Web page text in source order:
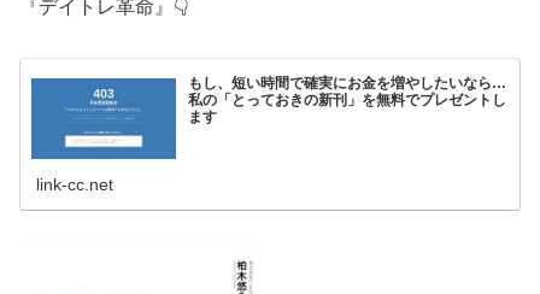
『デイトレ革命』👇
もし、短い時間で確実にお金を増やしたいなら…
私の「とっておきの新刊」を無料でプレゼントし
ます
link-cc.net